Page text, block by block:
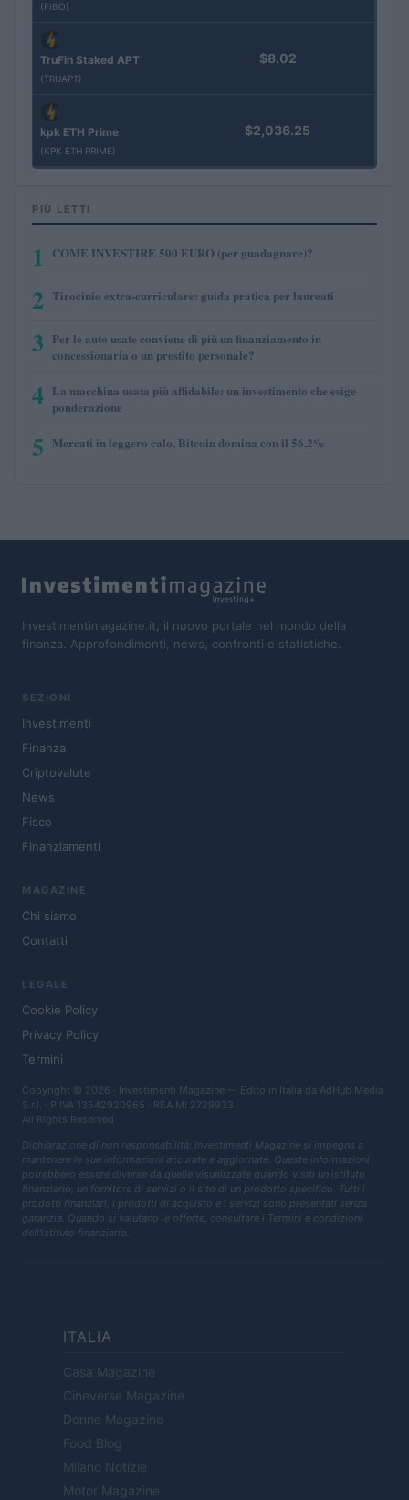
(FIBO)
TruFin Staked APT
(TRUAPT)
$8.02
kpk ETH Prime
(KPK ETH PRIME)
$2,036.25
PIÙ LETTI
1 COME INVESTIRE 500 EURO (per guadagnare)?
2 Tirocinio extra-curriculare: guida pratica per laureati
3 Per le auto usate conviene di più un finanziamento in
concessionaria o un prestito personale?
4 La macchina usata più affidabile: un investimento che esige
ponderazione
5 Mercati in leggero calo, Bitcoin domina con il 56,2%
Investimentimagazine.it, il nuovo portale nel mondo della
finanza. Approfondimenti, news, confronti e statistiche.
SEZIONI
Investimenti
Finanza
Criptovalute
News
Fisco
Finanziamenti
MAGAZINE
Chi siamo
Contatti
LEGALE
Cookie Policy
Privacy Policy
Termini
Copyright © 2026 · Investimenti Magazine — Edito in Italia da AdHub Media
S.r.l. · P.IVA 13542920965 · REA MI 2729933
All Rights Reserved
Dichiarazione di non responsabilità: Investimenti Magazine si impegna a
mantenere le sue informazioni accurate e aggiornate. Queste informazioni
potrebbero essere diverse da quelle visualizzate quando visiti un istituto
finanziario, un fornitore di servizi o il sito di un prodotto specifico. Tutti i
prodotti finanziari, i prodotti di acquisto e i servizi sono presentati senza
garanzia. Quando si valutano le offerte, consultare i Termini e condizioni
dell'istituto finanziario.
ITALIA
Casa Magazine
Cineverse Magazine
Donne Magazine
Food Blog
Milano Notizie
Motor Magazine